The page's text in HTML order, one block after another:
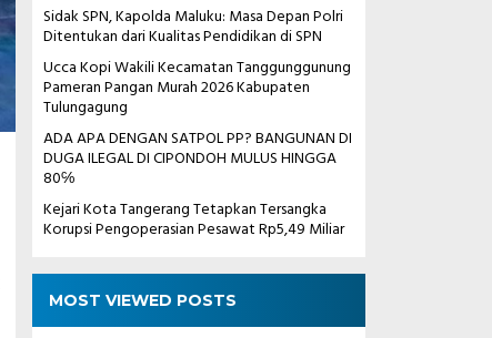
Sidak SPN, Kapolda Maluku: Masa Depan Polri
Ditentukan dari Kualitas Pendidikan di SPN
Ucca Kopi Wakili Kecamatan Tanggunggunung
Pameran Pangan Murah 2026 Kabupaten
Tulungagung
ADA APA DENGAN SATPOL PP? BANGUNAN DI
DUGA ILEGAL DI CIPONDOH MULUS HINGGA
80℅
Kejari Kota Tangerang Tetapkan Tersangka
Korupsi Pengoperasian Pesawat Rp5,49 Miliar
MOST VIEWED POSTS